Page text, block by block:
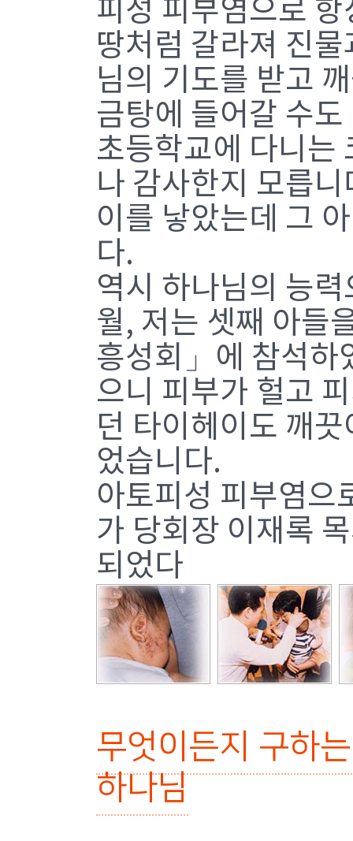
피성 피부염으로
땅처럼 갈라져 진
님의 기도를 받고
금탕에 들어갈 수
초등학교에 다니는
나 감사한지 모릅
이를 낳았는데 그
다.
역시 하나님의 능
월, 저는 셋째 아들
흥성회」에 참석하
으니 피부가 헐고
던 타이헤이도 깨
었습니다.
아토피성 피부염으
가 당회장 이재록
되었다
무엇이든지 구하
하나님